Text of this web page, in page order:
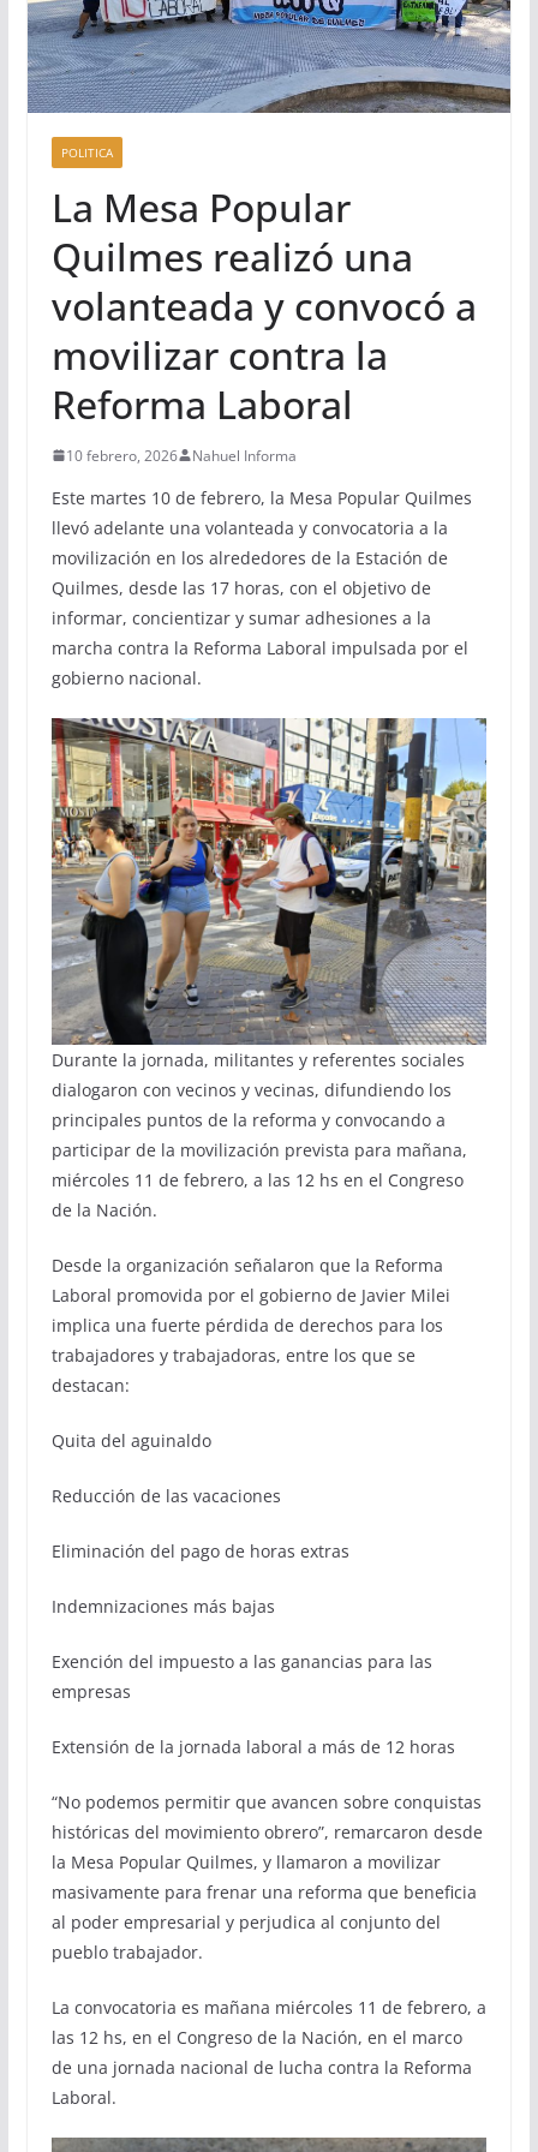
POLITICA
La Mesa Popular
Quilmes realizó una
volanteada y convocó a
movilizar contra la
Reforma Laboral
10 febrero, 2026 Nahuel Informa
Este martes 10 de febrero, la Mesa Popular Quilmes
llevó adelante una volanteada y convocatoria a la
movilización en los alrededores de la Estación de
Quilmes, desde las 17 horas, con el objetivo de
informar, concientizar y sumar adhesiones a la
marcha contra la Reforma Laboral impulsada por el
gobierno nacional.
Durante la jornada, militantes y referentes sociales
dialogaron con vecinos y vecinas, difundiendo los
principales puntos de la reforma y convocando a
participar de la movilización prevista para mañana,
miércoles 11 de febrero, a las 12 hs en el Congreso
de la Nación.
Desde la organización señalaron que la Reforma
Laboral promovida por el gobierno de Javier Milei
implica una fuerte pérdida de derechos para los
trabajadores y trabajadoras, entre los que se
destacan:
Quita del aguinaldo
Reducción de las vacaciones
Eliminación del pago de horas extras
Indemnizaciones más bajas
Exención del impuesto a las ganancias para las
empresas
Extensión de la jornada laboral a más de 12 horas
“No podemos permitir que avancen sobre conquistas
históricas del movimiento obrero”, remarcaron desde
la Mesa Popular Quilmes, y llamaron a movilizar
masivamente para frenar una reforma que beneficia
al poder empresarial y perjudica al conjunto del
pueblo trabajador.
La convocatoria es mañana miércoles 11 de febrero, a
las 12 hs, en el Congreso de la Nación, en el marco
de una jornada nacional de lucha contra la Reforma
Laboral.